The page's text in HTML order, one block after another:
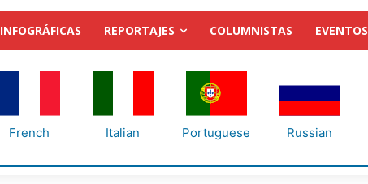
INFOGRÁFICAS REPORTAJES COLUMNISTAS EVENTOS
French Italian Portuguese Russian